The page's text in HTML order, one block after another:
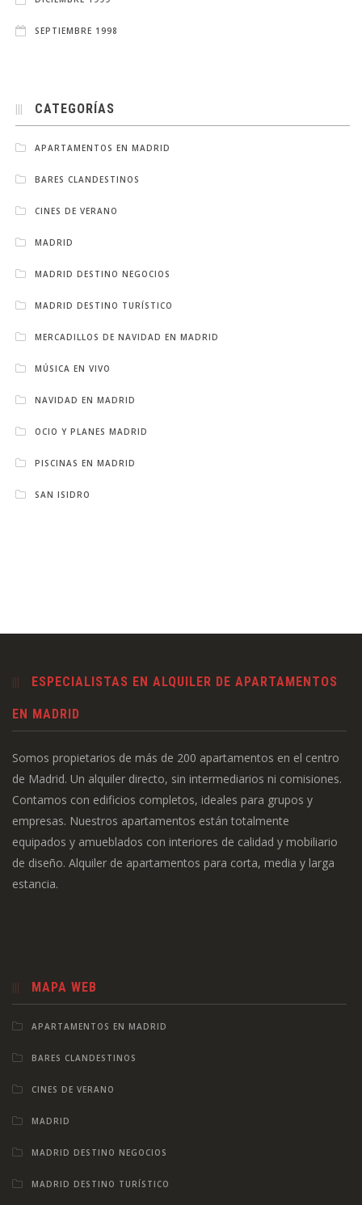
SEPTIEMBRE 1998
CATEGORÍAS
APARTAMENTOS EN MADRID
BARES CLANDESTINOS
CINES DE VERANO
MADRID
MADRID DESTINO NEGOCIOS
MADRID DESTINO TURÍSTICO
MERCADILLOS DE NAVIDAD EN MADRID
MÚSICA EN VIVO
NAVIDAD EN MADRID
OCIO Y PLANES MADRID
PISCINAS EN MADRID
SAN ISIDRO
ESPECIALISTAS EN ALQUILER DE APARTAMENTOS
EN MADRID
Somos propietarios de más de 200 apartamentos en el centro
de Madrid. Un alquiler directo, sin intermediarios ni comisiones.
Contamos con edificios completos, ideales para grupos y
empresas. Nuestros apartamentos están totalmente
equipados y amueblados con interiores de calidad y mobiliario
de diseño. Alquiler de apartamentos para corta, media y larga
estancia.
MAPA WEB
APARTAMENTOS EN MADRID
BARES CLANDESTINOS
CINES DE VERANO
MADRID
MADRID DESTINO NEGOCIOS
MADRID DESTINO TURÍSTICO